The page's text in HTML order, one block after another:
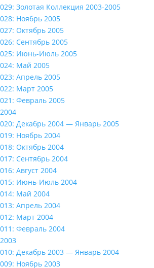
029: Золотая Коллекция 2003-2005
028: Ноябрь 2005
027: Октябрь 2005
026: Сентябрь 2005
025: Июнь-Июль 2005
024: Май 2005
023: Апрель 2005
022: Март 2005
021: Февраль 2005
2004
020: Декабрь 2004 — Январь 2005
019: Ноябрь 2004
018: Октябрь 2004
017: Сентябрь 2004
016: Август 2004
015: Июнь-Июль 2004
014: Май 2004
013: Апрель 2004
012: Март 2004
011: Февраль 2004
2003
010: Декабрь 2003 — Январь 2004
009: Ноябрь 2003